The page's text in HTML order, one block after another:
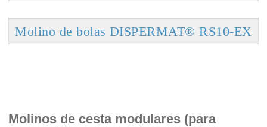
Molino de bolas DISPERMAT® RS10-EX
Molinos de cesta modulares (para